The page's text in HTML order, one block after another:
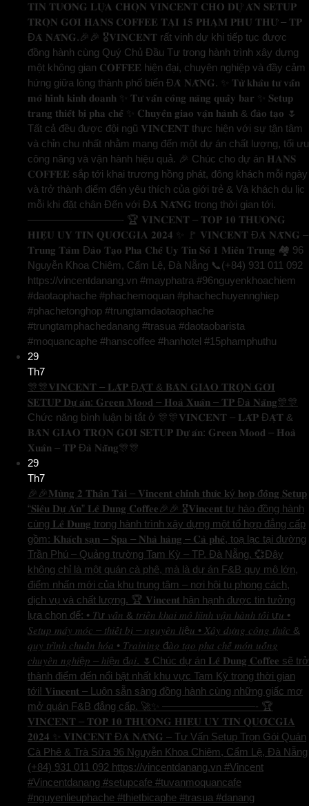
𝐓𝐈𝐍 𝐓𝐔̛𝐎̛̉𝐍𝐆 𝐋𝐔̛̣𝐀 𝐂𝐇𝐎̣𝐍 𝐕𝐈𝐍𝐂𝐄𝐍𝐓 𝐂𝐇𝐎 𝐃𝐔̛̣ 𝐀́𝐍 𝐒𝐄𝐓𝐔𝐏
𝐓𝐑𝐎̣𝐍 𝐆𝐎́𝐈 𝐇𝐀𝐍𝐒 𝐂𝐎𝐅𝐅𝐄𝐄 𝐓𝐀̣𝐈 𝟏𝟓 𝐏𝐇𝐀̣𝐌 𝐏𝐇𝐔́ 𝐓𝐇𝐔̛́ – 𝐓𝐏
Đ𝐀̀ 𝐍𝐀̆̃𝐍𝐆.🎉🎉 🎖️𝐕𝐈𝐍𝐂𝐄𝐍𝐓 rất vinh dự khi tiếp tục được
đồng hành cùng Quý Chủ Đầu Tư trong hành trình xây dựng
một không gian 𝐂𝐎𝐅𝐅𝐄𝐄 hiện đại, chuyên nghiệp và đầy cảm
hứng giữa lòng thành phố biển Đ𝐀̀ 𝐍𝐀̆̃𝐍𝐆. ✨ 𝐓𝐮̛̀ 𝐤𝐡𝐚̂𝐮 𝐭𝐮̛ 𝐯𝐚̂́𝐧
𝐦𝐨̂ 𝐡𝐢̀𝐧𝐡 𝐤𝐢𝐧𝐡 𝐝𝐨𝐚𝐧𝐡 ✨ 𝐓𝐮̛ 𝐯𝐚̂́𝐧 𝐜𝐨̂𝐧𝐠 𝐧𝐚̆𝐧𝐠 𝐪𝐮𝐚̂̀𝐲 𝐛𝐚𝐫 ✨ 𝐒𝐞𝐭𝐮𝐩
𝐭𝐫𝐚𝐧𝐠 𝐭𝐡𝐢𝐞̂́𝐭 𝐛𝐢̣ 𝐩𝐡𝐚 𝐜𝐡𝐞̂́ ✨ 𝐂𝐡𝐮𝐲𝐞̂̉𝐧 𝐠𝐢𝐚𝐨 𝐯𝐚̣̂𝐧 𝐡𝐚̀𝐧𝐡 & đ𝐚̀𝐨 𝐭𝐚̣𝐨 🌷
Tất cả đều được đội ngũ 𝐕𝐈𝐍𝐂𝐄𝐍𝐓 thực hiện với sự tận tâm
và chỉn chu nhất nhằm mang đến một dự án chất lượng, tối ưu
công năng và vận hành hiệu quả. 🎉 Chúc cho dự án 𝐇𝐀𝐍𝐒
𝐂𝐎𝐅𝐅𝐄𝐄 sắp tới khai trương hồng phát, đông khách mỗi ngày
và trở thành điểm đến yêu thích của giới trẻ & Và khách du lịc
mỗi khi đặt chân Đến với Đ𝐀̀ 𝐍𝐀̆̃𝐍𝐆 trong thời gian tới.
—————————- 🏆 𝐕𝐈𝐍𝐂𝐄𝐍𝐓 – 𝐓𝐎𝐏 𝟏𝟎 𝐓𝐇𝐔̛𝐎̛𝐍𝐆
𝐇𝐈𝐄̣̂𝐔 𝐔𝐘 𝐓𝐈́𝐍 𝐐𝐔𝐎̂́𝐂𝐆𝐈𝐀 𝟐𝟎𝟐𝟒 ✨ 🚩 𝐕𝐈𝐍𝐂𝐄𝐍𝐓 Đ𝐀̀ 𝐍𝐀̆̃𝐍𝐆 –
𝐓𝐫𝐮𝐧𝐠 𝐓𝐚̂𝐦 Đ𝐚̀𝐨 𝐓𝐚̣𝐨 𝐏𝐡𝐚 𝐂𝐡𝐞̂́ 𝐔𝐲 𝐓𝐢́𝐧 𝐒𝐨̂́ 𝟏 𝐌𝐢𝐞̂̀𝐧 𝐓𝐫𝐮𝐧𝐠 🏘️ 96
Nguyễn Khoa Chiêm, Cẩm Lệ, Đà Nẵng 📞(+84) 931 011 092
https://vincentdanang.vn #mayphatra #96nguyenkhoachiem
#daotaophache #phachemoquan #phachechuyennghiep
#phachetonghop #trungtamdaotaophache
#trungtamphachedanang #trasua #daotaobarista
#moquancaphe #hanscoffee #hanhotel #15phamphuthu
29
Th7
🎊🎊𝐕𝐈𝐍𝐂𝐄𝐍𝐓 – 𝐋𝐀̆́𝐏 Đ𝐀̣̆𝐓 & 𝐁𝐀̀𝐍 𝐆𝐈𝐀𝐎 𝐓𝐑𝐎̣𝐍 𝐆𝐎́𝐈
𝐒𝐄𝐓𝐔𝐏 𝐃𝐮̛̣ 𝐚́𝐧: 𝐆𝐫𝐞𝐞𝐧 𝐌𝐨𝐨𝐝 – 𝐇𝐨𝐚̀ 𝐗𝐮𝐚̂𝐧 – 𝐓𝐏 Đ𝐚̀ 𝐍𝐚̆̃𝐧𝐠🎊🎊
Chức năng bình luận bị tắt ở 🎊🎊𝐕𝐈𝐍𝐂𝐄𝐍𝐓 – 𝐋𝐀̆́𝐏 Đ𝐀̣̆𝐓 &
𝐁𝐀̀𝐍 𝐆𝐈𝐀𝐎 𝐓𝐑𝐎̣𝐍 𝐆𝐎́𝐈 𝐒𝐄𝐓𝐔𝐏 𝐃𝐮̛̣ 𝐚́𝐧: 𝐆𝐫𝐞𝐞𝐧 𝐌𝐨𝐨𝐝 – 𝐇𝐨𝐚̀
𝐗𝐮𝐚̂𝐧 – 𝐓𝐏 Đ𝐚̀ 𝐍𝐚̆̃𝐧𝐠🎊🎊
29
Th7
🎉🎉𝐌𝐮̀𝐧𝐠 𝟐 𝐓𝐡𝐚̂̀𝐧 𝐓𝐚̀𝐢 – 𝐕𝐢𝐧𝐜𝐞𝐧𝐭 𝐜𝐡𝐢́𝐧𝐡 𝐭𝐡𝐮̛́𝐜 𝐤ý 𝐡𝐨̛̣𝐩 đ𝐨̂̀𝐧𝐠 𝐒𝐞𝐭𝐮𝐩
“𝐒𝐢𝐞̂𝐮 𝐃𝐮̛̣ 𝐀́𝐧” 𝐋𝐞̂ 𝐃𝐮𝐧𝐠 𝐂𝐨𝐟𝐟𝐞𝐞🎉🎉 🎖️𝐕𝐢𝐧𝐜𝐞𝐧𝐭 tự hào đồng hành
cùng 𝐋𝐞̂ 𝐃𝐮𝐧𝐠 trong hành trình xây dựng một tổ hợp đẳng cấp
gồm: 𝐊𝐡𝐚́𝐜𝐡 𝐬𝐚̣𝐧 – 𝐒𝐩𝐚 – 𝐍𝐡𝐚̀ 𝐡𝐚̀𝐧𝐠 – 𝐂𝐚̀ 𝐩𝐡𝐞̂, toạ lạc tại đường
Trần Phú – Quảng trường Tam Kỳ – TP. Đà Nẵng. 💞Đây
không chỉ là một quán cà phê, mà là dự án F&B quy mô lớn,
điểm nhấn mới của khu trung tâm – nơi hội tụ phong cách,
dịch vụ và chất lượng. 🏆 𝐕𝐢𝐧𝐜𝐞𝐧𝐭 hân hạnh được tin tưởng
lựa chọn để: • 𝑇ư 𝑣𝑎̂́𝑛 & 𝑡𝑟𝑖𝑒̂̉𝑛 𝑘ℎ𝑎𝑖 𝑚𝑜̂ ℎ𝑖̀𝑛ℎ 𝑣𝑎̣̂𝑛 ℎ𝑎̀𝑛ℎ 𝑡𝑜̂́𝑖 ư𝑢 •
𝑆𝑒𝑡𝑢𝑝 𝑚𝑎́𝑦 𝑚𝑜́𝑐 – 𝑡ℎ𝑖𝑒̂́𝑡 𝑏𝑖̣ – 𝑛𝑔𝑢𝑦𝑒̂𝑛 𝑙𝑖ệ𝑢 • 𝑋𝑎̂𝑦 𝑑𝑢̛̣𝑛𝑔 𝑐𝑜̂𝑛𝑔 𝑡ℎ𝑢̛́𝑐 &
𝑞𝑢𝑦 𝑡𝑟𝑖̀𝑛ℎ 𝑐ℎ𝑢𝑎̂̉𝑛 ℎ𝑜́𝑎 • 𝑇𝑟𝑎𝑖𝑛𝑖𝑛𝑔 đ𝑎̀𝑜 𝑡𝑎̣𝑜 𝑝ℎ𝑎 𝑐ℎ𝑒̂́ 𝑚𝑜́𝑛 𝑢𝑜̂́𝑛𝑔
𝑐ℎ𝑢𝑦𝑒̂𝑛 𝑛𝑔ℎ𝑖ệ𝑝 – ℎ𝑖ệ𝑛 đ𝑎̣𝑖. 🌷Chúc dự án 𝐋𝐞̂ 𝐃𝐮𝐧𝐠 𝐂𝐨𝐟𝐟𝐞𝐞 sẽ trở
thành điểm đến nổi bật nhất khu vực Tam Kỳ trong thời gian
tới! 𝐕𝐢𝐧𝐜𝐞𝐧𝐭 – Luôn sẵn sàng đồng hành cùng những giấc mơ
mở quán F&B đẳng cấp. 🚀✨ —————————- 🏆
𝐕𝐈𝐍𝐂𝐄𝐍𝐓 – 𝐓𝐎𝐏 𝟏𝟎 𝐓𝐇𝐔̛𝐎̛𝐍𝐆 𝐇𝐈𝐄̣̂𝐔 𝐔𝐘 𝐓𝐈́𝐍 𝐐𝐔𝐎̂́𝐂𝐆𝐈𝐀
𝟐𝟎𝟐𝟒 ✨ 𝐕𝐈𝐍𝐂𝐄𝐍𝐓 Đ𝐀̀ 𝐍𝐀̆̃𝐍𝐆 – Tư Vấn Setup Trọn Gói Quán
Cà Phê & Trà Sữa 96 Nguyễn Khoa Chiêm, Cẩm Lệ, Đà Nẵng
(+84) 931 011 092 https://vincentdanang.vn #Vincent
#Vincentdanang #setupcafe #tuvanmoquancafe
#nguyenlieuphache #thietbicaphe #trasua #danang